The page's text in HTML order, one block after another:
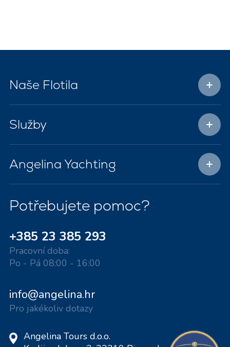
Naše Flotila
Služby
Angelina Yachting
Potřebujete pomoc?
+385 23 385 293
Pracovní doba:
Po - Pá 08:00 - 16:00
info@angelina.hr
Pro jakékoliv dotazy
Angelina Tours d.o.o.